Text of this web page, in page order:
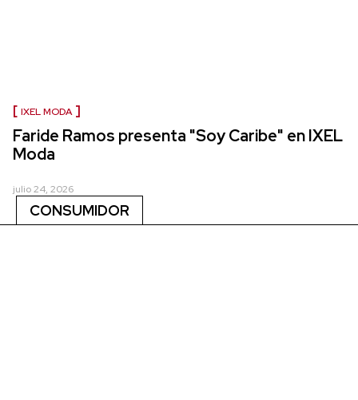
IXEL MODA
Faride Ramos presenta "Soy Caribe" en IXEL
Moda
julio 24, 2026
CONSUMIDOR